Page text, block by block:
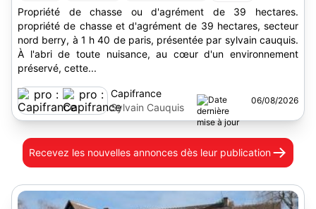
Propriété de chasse ou d'agrément de 39 hectares.
propriété de chasse et d'agrément de 39 hectares, secteur
nord berry, à 1 h 40 de paris, présentée par sylvain cauquis.
À l'abri de toute nuisance, au cœur d'un environnement
préservé, cette...
Capifrance
Sylvain Cauquis
06/08/2026
Recevez les nouvelles annonces dès leur publication